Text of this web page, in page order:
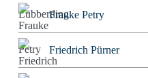
Frauke Petry
Friedrich Pürner